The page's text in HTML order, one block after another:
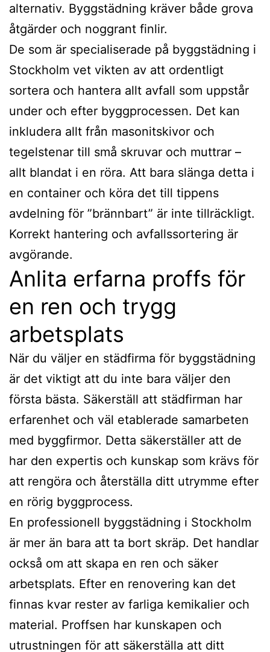
alternativ. Byggstädning kräver både grova
åtgärder och noggrant finlir.
De som är specialiserade på byggstädning i
Stockholm vet vikten av att ordentligt
sortera och hantera allt avfall som uppstår
under och efter byggprocessen. Det kan
inkludera allt från masonitskivor och
tegelstenar till små skruvar och muttrar –
allt blandat i en röra. Att bara slänga detta i
en container och köra det till tippens
avdelning för ”brännbart” är inte tillräckligt.
Korrekt hantering och avfallssortering är
avgörande.
Anlita erfarna proffs för
en ren och trygg
arbetsplats
När du väljer en städfirma för byggstädning
är det viktigt att du inte bara väljer den
första bästa. Säkerställ att städfirman har
erfarenhet och väl etablerade samarbeten
med byggfirmor. Detta säkerställer att de
har den expertis och kunskap som krävs för
att rengöra och återställa ditt utrymme efter
en rörig byggprocess.
En professionell byggstädning i Stockholm
är mer än bara att ta bort skräp. Det handlar
också om att skapa en ren och säker
arbetsplats. Efter en renovering kan det
finnas kvar rester av farliga kemikalier och
material. Proffsen har kunskapen och
utrustningen för att säkerställa att ditt